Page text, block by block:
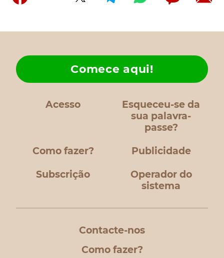
Acesso
Esqueceu-se da
sua palavra-
passe?
Como fazer?
Comece aqui!
Publicidade
Subscrição
Operador do
sistema
Contacte-nos
Como fazer?